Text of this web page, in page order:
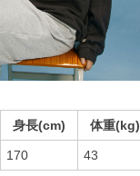
身長(cm) 体重(kg)
170 43